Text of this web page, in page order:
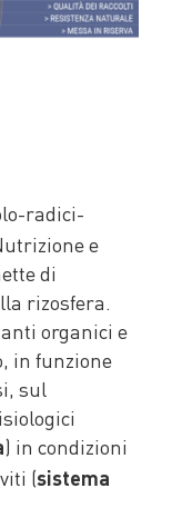
radici-
e
di
rizosfera.
organici e
in funzione
sul
) in condizioni
(sistema